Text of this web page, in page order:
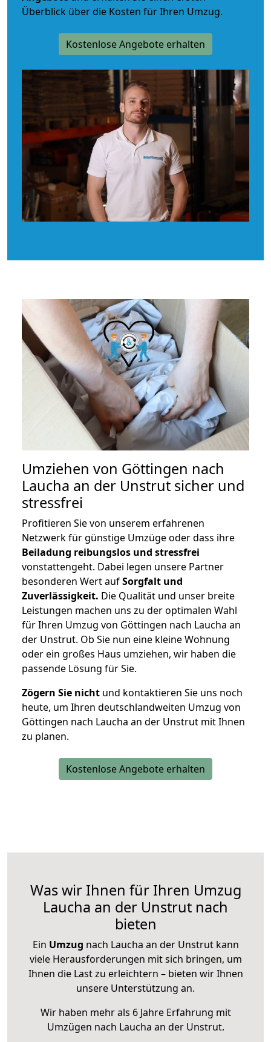
Überblick über die Kosten für Ihren Umzug.
Kostenlose Angebote erhalten
Umziehen von Göttingen nach
Laucha an der Unstrut sicher und
stressfrei
Profitieren Sie von unserem erfahrenen
Netzwerk für günstige Umzüge oder dass ihre
Beiladung reibungslos und stressfrei
vonstattengeht. Dabei legen unsere Partner
besonderen Wert aufSorgfalt und
Zuverlässigkeit. Die Qualität und unser breite
Leistungen machen uns zu der optimalen Wahl
für Ihren Umzug von Göttingen nach Laucha an
der Unstrut. Ob Sie nun eine kleine Wohnung
oder ein großes Haus umziehen, wir haben die
passende Lösung für Sie.
Zögern Sie nicht und kontaktieren Sie uns noch
heute, um Ihren deutschlandweiten Umzug von
Göttingen nach Laucha an der Unstrut mit Ihnen
zu planen.
Kostenlose Angebote erhalten
Was wir Ihnen für Ihren Umzug
Laucha an der Unstrut nach
bieten
Ein Umzug nach Laucha an der Unstrut kann
viele Herausforderungen mit sich bringen, um
Ihnen die Last zu erleichtern – bieten wir Ihnen
unsere Unterstützung an.
Wir haben mehr als 6 Jahre Erfahrung mit
Umzügen nach Laucha an der Unstrut.